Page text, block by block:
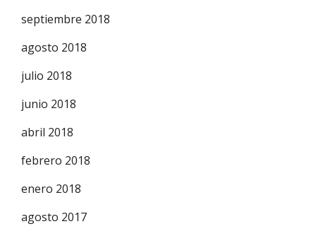
septiembre 2018
agosto 2018
julio 2018
junio 2018
abril 2018
febrero 2018
enero 2018
agosto 2017